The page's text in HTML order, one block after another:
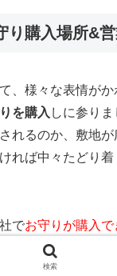
り購入場所&
、様々な表情が
を購入 しに参りま
れるのか、敷地
れば中々たどり
でお守りが購入
時間帯などもご紹
る
北島国造館の情
検索